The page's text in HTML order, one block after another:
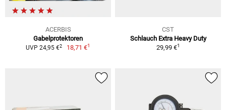
ACERBIS
Gabelprotektoren
UVP 24,95 €2 18,71 €1
CST
Schlauch Extra Heavy Duty
29,99 €1